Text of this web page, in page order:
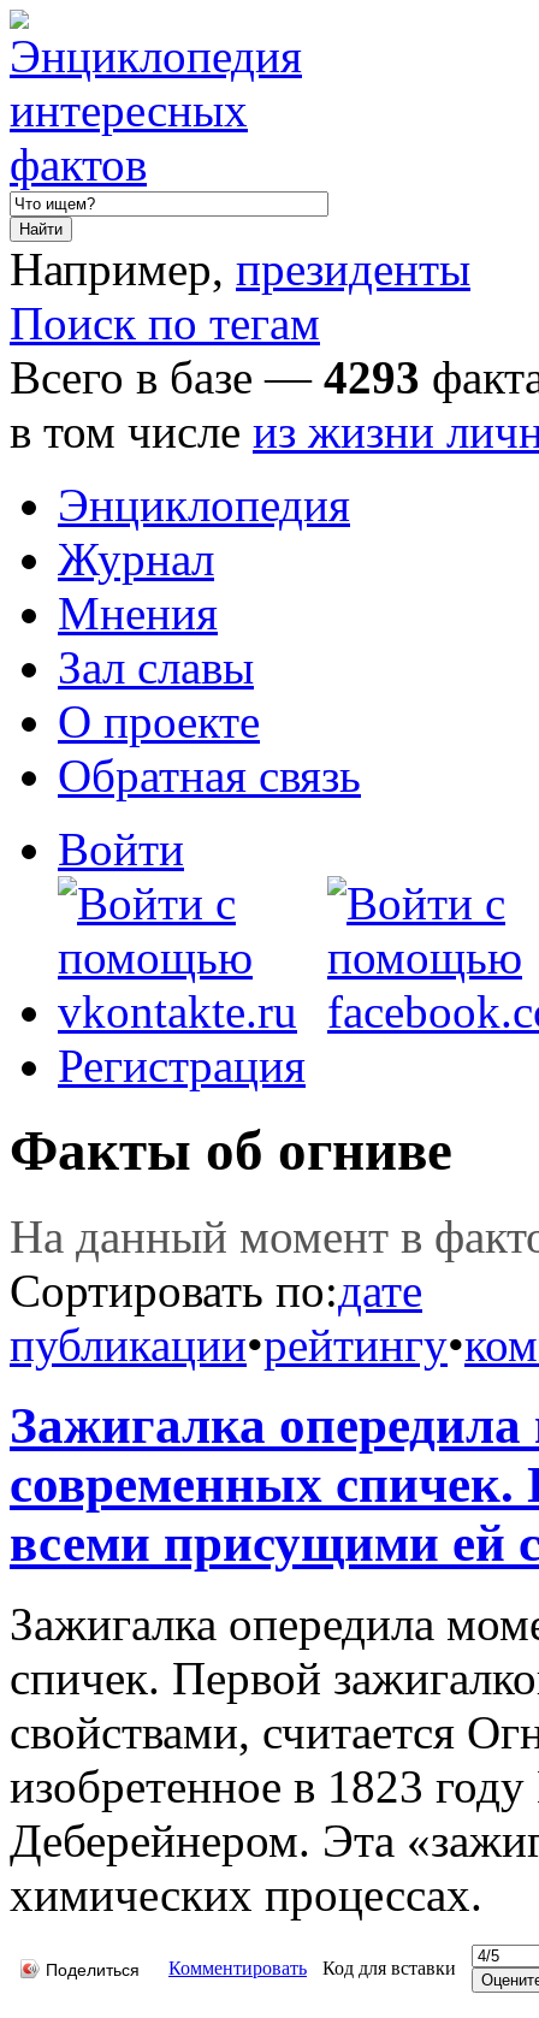
Например, президенты
Поиск по тегам
Всего в базе — 4293
в том числе из жизни
Энциклопедия
Журнал
Мнения
Зал славы
О проекте
Обратная связь
Войти
Регистрация
Факты об огниве
На данный момент в
Сортировать по:дате
публикации•рейтингу•
Зажигалка
современных спичек.
всеми присущими ей
Зажигалка опередила
спичек. Первой
свойствами, считается
изобретенное в 1823
Деберейнером. Эта
химических процессах.
Поделиться Комментировать Код для вставки